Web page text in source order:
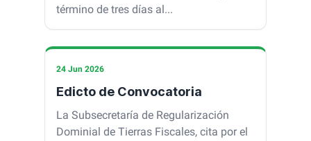
término de tres días al...
24 Jun 2026
Edicto de Convocatoria
La Subsecretaría de Regularización
Dominial de Tierras Fiscales, cita por el